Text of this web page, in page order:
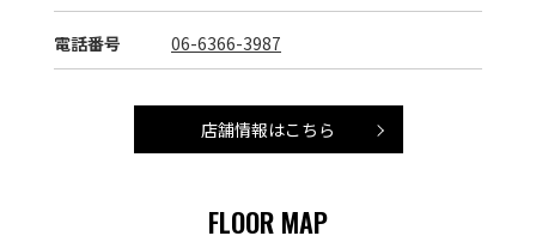
電話番号 06-6366-3987
店舗情報はこちら
FLOOR MAP